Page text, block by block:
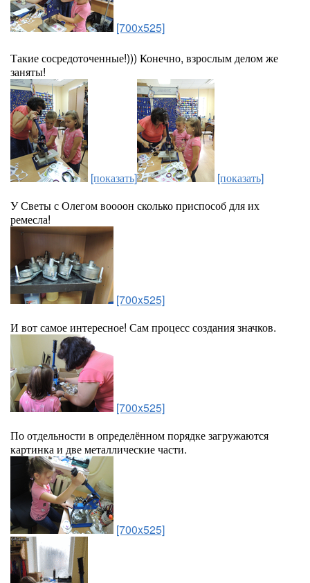
[700x525]
Такие сосредоточенные!))) Конечно, взрослым делом же
заняты!
[показать]
[показать]
У Светы с Олегом воооон сколько приспособ для их
ремесла!
[700x525]
И вот самое интересное! Сам процесс создания значков.
[700x525]
По отдельности в определённом порядке загружаются
картинка и две металлические части.
[700x525]